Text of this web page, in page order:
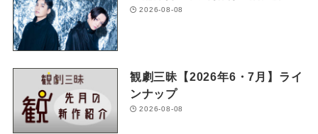
2026-08-08
観劇三昧【2026年6・7月】ライ
ンナップ
2026-08-08